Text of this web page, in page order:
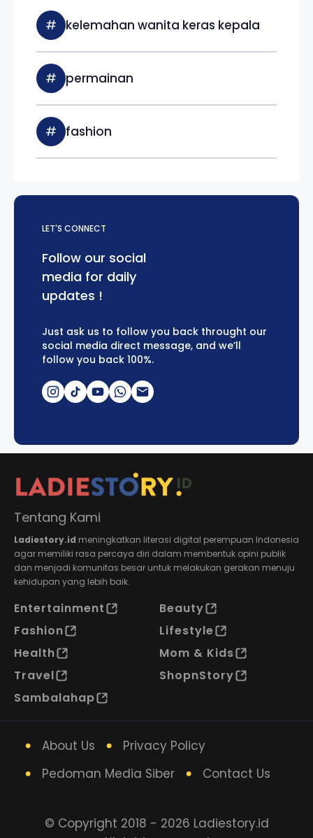
# kelemahan wanita keras kepala
# permainan
# fashion
LET'S CONNECT
Follow our social
media for daily
updates !
Just ask us to follow you back throught our
social media direct message, and we’ll
follow you back 100%.
Tentang Kami
Ladiestory.id meningkatkan literasi digital perempuan Indonesia
agar memiliki rasa percaya diri dalam membentuk opini publik
dan menjadi komunitas besar untuk melakukan gerakan menuju
kehidupan yang lebih baik.
Entertainment
Beauty
Fashion
Lifestyle
Health
Mom & Kids
Travel
ShopnStory
Sambalahap
About Us
Privacy Policy
Pedoman Media Siber
Contact Us
© Copyright 2018 - 2026 Ladiestory.id